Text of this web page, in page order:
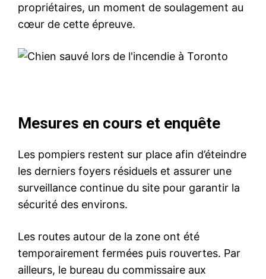
propriétaires, un moment de soulagement au
cœur de cette épreuve.
Mesures en cours et enquête
Les pompiers restent sur place afin d’éteindre
les derniers foyers résiduels et assurer une
surveillance continue du site pour garantir la
sécurité des environs.
Les routes autour de la zone ont été
temporairement fermées puis rouvertes. Par
ailleurs, le bureau du commissaire aux